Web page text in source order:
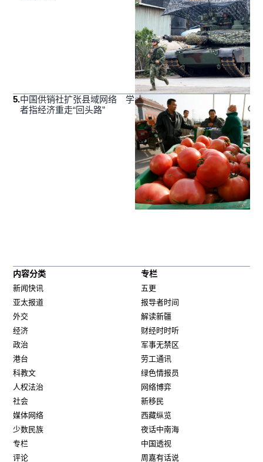
5.中国供销社扩张县域网络 学
者指经济重走“回头路”
内容分类
新闻快讯
亚太报道
外交
经济
政治
港台
科教文
人权法治
社会
媒体网络
少数民族
专栏
评论
专栏
五更
报导者时间
解读新疆
财经时时听
军事无禁区
劳工通讯
绿色情报员
网络博弈
新移民
西藏纵览
夜话中南海
中国透视
周嘉有话说